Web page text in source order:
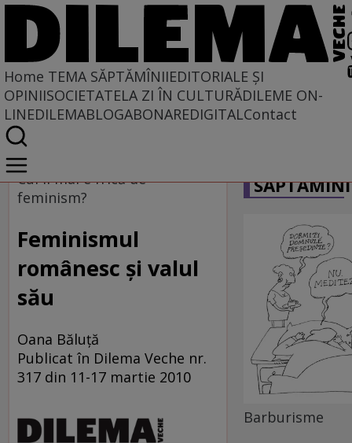
Home TEMA SĂPTĂMÎNIIEDITORIALE ȘI
OPINIISOCIETATELA ZI ÎN CULTURĂDILEME ON-
LINEDILEMABLOGABONAREDIGITALContact
Home
Tema săptămînii
Cui îi mai e frică de
feminism?
Feminismul
românesc şi valul
său
Oana Băluță
Publicat în Dilema Veche nr.
317 din 11-17 martie 2010
Barburisme